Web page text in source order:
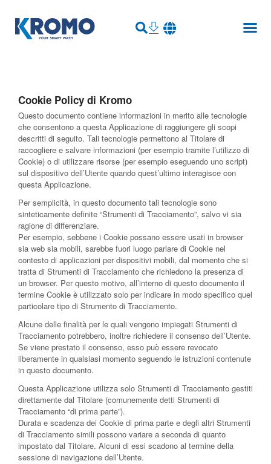
Cookie Policy di Kromo
Questo documento contiene informazioni in merito alle tecnologie
che consentono a questa Applicazione di raggiungere gli scopi
descritti di seguito. Tali tecnologie permettono al Titolare di
raccogliere e salvare informazioni (per esempio tramite l’utilizzo di
Cookie) o di utilizzare risorse (per esempio eseguendo uno script)
sul dispositivo dell’Utente quando quest’ultimo interagisce con
questa Applicazione.
Per semplicità, in questo documento tali tecnologie sono
sinteticamente definite “Strumenti di Tracciamento”, salvo vi sia
ragione di differenziare.
Per esempio, sebbene i Cookie possano essere usati in browser
sia web sia mobili, sarebbe fuori luogo parlare di Cookie nel
contesto di applicazioni per dispositivi mobili, dal momento che si
tratta di Strumenti di Tracciamento che richiedono la presenza di
un browser. Per questo motivo, all’interno di questo documento il
termine Cookie è utilizzato solo per indicare in modo specifico quel
particolare tipo di Strumento di Tracciamento.
Alcune delle finalità per le quali vengono impiegati Strumenti di
Tracciamento potrebbero, inoltre richiedere il consenso dell’Utente.
Se viene prestato il consenso, esso può essere revocato
liberamente in qualsiasi momento seguendo le istruzioni contenute
in questo documento.
Questa Applicazione utilizza solo Strumenti di Tracciamento gestiti
direttamente dal Titolare (comunemente detti Strumenti di
Tracciamento “di prima parte”).
Durata e scadenza dei Cookie di prima parte e degli altri Strumenti
di Tracciamento simili possono variare a seconda di quanto
impostato dal Titolare. Alcuni di essi scadono al termine della
sessione di navigazione dell’Utente.